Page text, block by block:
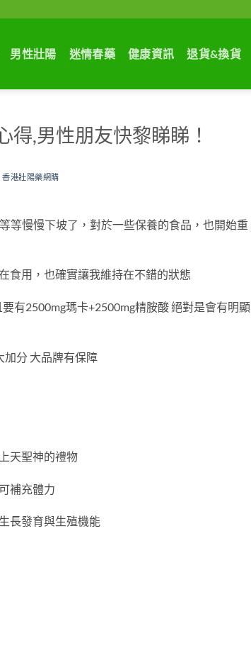
男性壯陽 迷情春藥 健康資訊 退貨&換貨
,男性朋友快黎睇睇！
香港壯陽藥網購
等慢慢下坡了，對於一些保養的食品，也開始重
食用，也確實讓我維持在不錯的狀態
有2500mg瑪卡+2500mg精胺酸 絕對是會有明顯
加分 大品牌有保障
天聖神的禮物
補充體力
長發育與生殖機能